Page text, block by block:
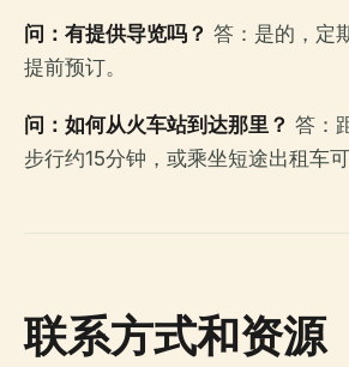
问：有提供导览吗？ 答：是的，定
提前预订。
问：如何从火车站到达那里？ 答：
步行约15分钟，或乘坐短途出租车可
联系方式和资源